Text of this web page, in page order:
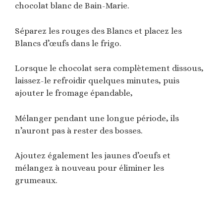
chocolat blanc de Bain-Marie.
Séparez les rouges des Blancs et placez les
Blancs d’œufs dans le frigo.
Lorsque le chocolat sera complètement dissous,
laissez-le refroidir quelques minutes, puis
ajouter le fromage épandable,
Mélanger pendant une longue période, ils
n’auront pas à rester des bosses.
Ajoutez également les jaunes d’oeufs et
mélangez à nouveau pour éliminer les
grumeaux.